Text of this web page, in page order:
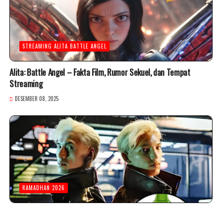
STREAMING ALITA BATTLE ANGEL
Alita: Battle Angel – Fakta Film, Rumor Sekuel, dan Tempat
Streaming
DESEMBER 08, 2025
RAMADHAN 2026